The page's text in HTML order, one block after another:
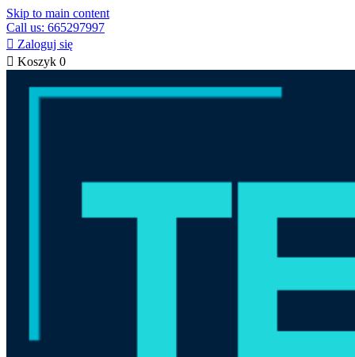
Skip to main content
Call us: 665297997
 Zaloguj się
 Koszyk 0